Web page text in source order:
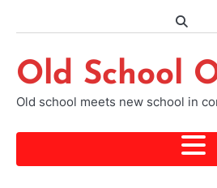
Old School
Old school meets new school in